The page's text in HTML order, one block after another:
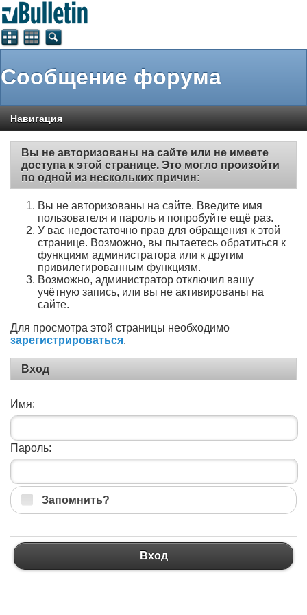
Сообщение форума
Навигация
Вы не авторизованы на сайте или не имеете
доступа к этой странице. Это могло произойти
по одной из нескольких причин:
Вы не авторизованы на сайте. Введите имя
пользователя и пароль и попробуйте ещё раз.
У вас недостаточно прав для обращения к этой
странице. Возможно, вы пытаетесь обратиться к
функциям администратора или к другим
привилегированным функциям.
Возможно, администратор отключил вашу
учётную запись, или вы не активированы на
сайте.
Для просмотра этой страницы необходимо
зарегистрироваться.
Вход
Имя:
Пароль:
Запомнить?
Вход